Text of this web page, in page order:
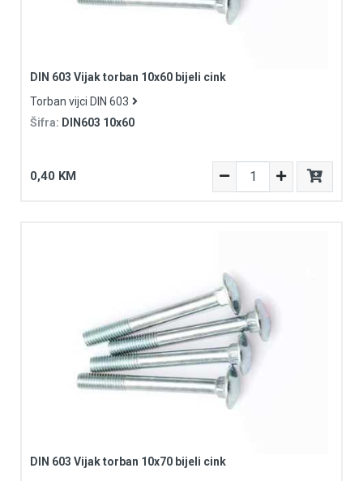
DIN 603 Vijak torban 10x60 bijeli cink
Torban vijci DIN 603
Šifra: DIN603 10x60
0,40 KM
DIN 603 Vijak torban 10x70 bijeli cink